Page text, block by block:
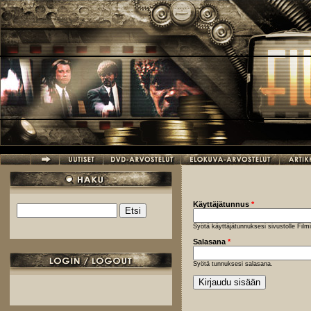
Hyppää pääsisältöön
Hakulomake
Käyttäjätunnus *
Syötä käyttäjätunnuksesi sivustolle
Salasana *
Syötä tunnuksesi salasana.